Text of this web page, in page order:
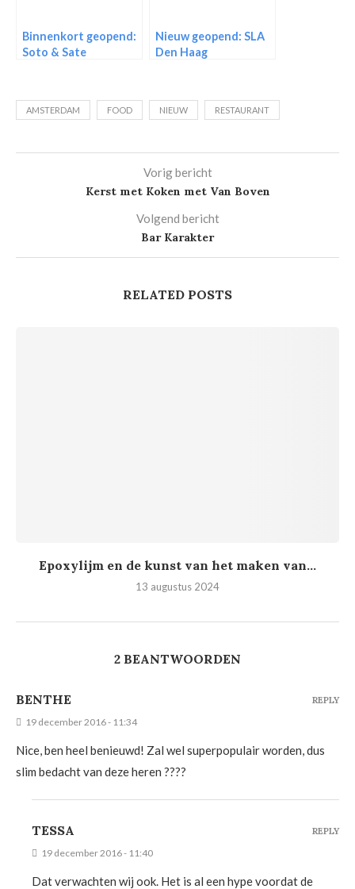
Binnenkort geopend:
Soto & Sate
Nieuw geopend: SLA
Den Haag
AMSTERDAM FOOD NIEUW RESTAURANT
Vorig bericht
Kerst met Koken met Van Boven
Volgend bericht
Bar Karakter
RELATED POSTS
Epoxylijm en de kunst van het maken van...
13 augustus 2024
2 BEANTWOORDEN
BENTHE
19 december 2016 - 11:34
Nice, ben heel benieuwd! Zal wel superpopulair worden, dus
slim bedacht van deze heren ????
REPLY
TESSA
19 december 2016 - 11:40
Dat verwachten wij ook. Het is al een hype voordat de
REPLY